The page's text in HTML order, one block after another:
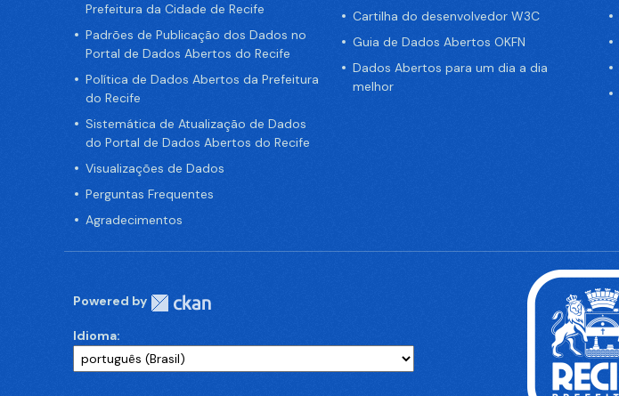
Prefeitura da Cidade de Recife
Padrões de Publicação dos Dados no
Portal de Dados Abertos do Recife
Política de Dados Abertos da Prefeitura
do Recife
Sistemática de Atualização de Dados
do Portal de Dados Abertos do Recife
Visualizações de Dados
Perguntas Frequentes
Agradecimentos
Cartilha do desenvolvedor W3C
Guia de Dados Abertos OKFN
Dados Abertos para um dia a dia
melhor
Powered by
Idioma